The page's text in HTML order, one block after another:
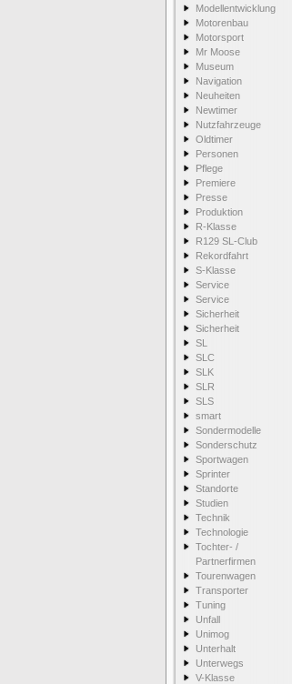
Modellentwicklung
Motorenbau
Motorsport
Mr Moose
Museum
Navigation
Neuheiten
Newtimer
Nutzfahrzeuge
Oldtimer
Personen
Pflege
Premiere
Presse
Produktion
R-Klasse
R129 SL-Club
Rekordfahrt
S-Klasse
Service
Service
Sicherheit
Sicherheit
SL
SLC
SLK
SLR
SLS
smart
Sondermodelle
Sonderschutz
Sportwagen
Sprinter
Standorte
Studien
Technik
Technologie
Tochter- /
Partnerfirmen
Tourenwagen
Transporter
Tuning
Unfall
Unimog
Unterhalt
Unterwegs
V-Klasse